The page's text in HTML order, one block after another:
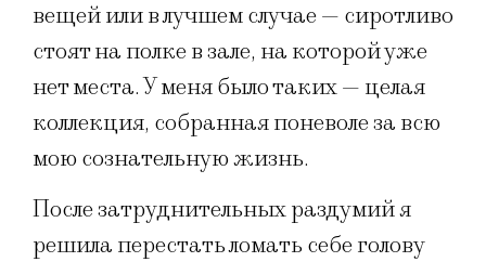
вещей или в лучшем случае — сиротливо
стоят на полке в зале, на которой уже
нет места. У меня было таких — целая
коллекция, собранная поневоле за всю
мою сознательную жизнь.
После затруднительных раздумий я
решила перестать ломать себе голову